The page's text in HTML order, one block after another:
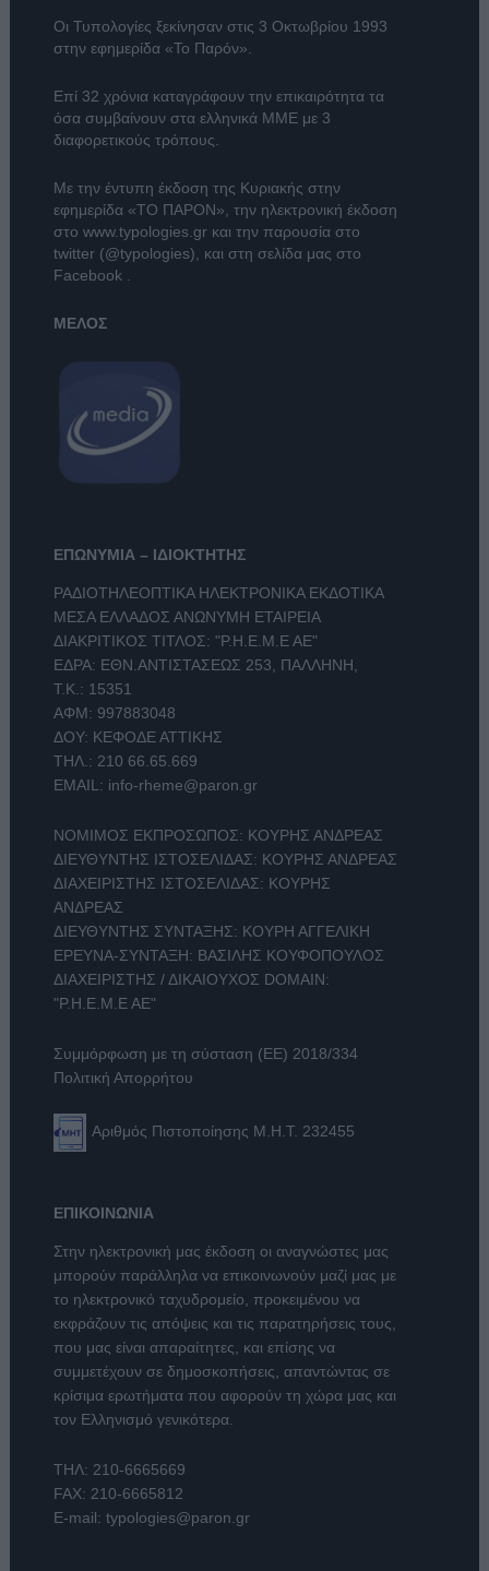
Οι Τυπολογίες ξεκίνησαν στις 3 Οκτωβρίου 1993
στην εφημερίδα «Το Παρόν».
Επί 32 χρόνια καταγράφουν την επικαιρότητα τα
όσα συμβαίνουν στα ελληνικά ΜΜΕ με 3
διαφορετικούς τρόπους.
Με την έντυπη έκδοση της Κυριακής στην
εφημερίδα «ΤΟ ΠΑΡΟΝ», την ηλεκτρονική έκδοση
στο www.typologies.grκαι την παρουσία στο
twitter (@typologies), και στη σελίδα μας στο
Facebook .
ΜΕΛΟΣ
ΕΠΩΝΥΜΙΑ – ΙΔΙΟΚΤΗΤΗΣ
ΡΑΔΙΟΤΗΛΕΟΠΤΙΚΑ ΗΛΕΚΤΡΟΝΙΚΑ ΕΚΔΟΤΙΚΑ
ΜΕΣΑ ΕΛΛΑΔΟΣ ΑΝΩΝΥΜΗ ΕΤΑΙΡΕΙΑ
ΔΙΑΚΡΙΤΙΚΟΣ ΤΙΤΛΟΣ: "Ρ.Η.Ε.Μ.Ε ΑΕ"
ΕΔΡΑ: ΕΘΝ.ΑΝΤΙΣΤΑΣΕΩΣ 253, ΠΑΛΛΗΝΗ,
Τ.Κ.: 15351
ΑΦΜ: 997883048
ΔΟΥ: ΚΕΦΟΔΕ ΑΤΤΙΚΗΣ
ΤΗΛ.: 210 66.65.669
EMAIL: info-rheme@paron.gr
ΝΟΜΙΜΟΣ ΕΚΠΡΟΣΩΠΟΣ: ΚΟΥΡΗΣ ΑΝΔΡΕΑΣ
ΔΙΕΥΘΥΝΤΗΣ ΙΣΤΟΣΕΛΙΔΑΣ: ΚΟΥΡΗΣ ΑΝΔΡΕΑΣ
ΔΙΑΧΕΙΡΙΣΤΗΣ ΙΣΤΟΣΕΛΙΔΑΣ: ΚΟΥΡΗΣ
ΑΝΔΡΕΑΣ
ΔΙΕΥΘΥΝΤΗΣ ΣΥΝΤΑΞΗΣ: ΚΟΥΡΗ ΑΓΓΕΛΙΚΗ
ΕΡΕΥΝΑ-ΣΥΝΤΑΞΗ: ΒΑΣΙΛΗΣ ΚΟΥΦΟΠΟΥΛΟΣ
ΔΙΑΧΕΙΡΙΣΤΗΣ / ΔΙΚΑΙΟΥΧΟΣ DOMAIN:
"Ρ.Η.Ε.Μ.Ε ΑΕ"
Συμμόρφωση με τη σύσταση (ΕΕ) 2018/334
Πολιτική Απορρήτου
Αριθμός Πιστοποίησης Μ.Η.Τ. 232455
ΕΠΙΚΟΙΝΩΝΙΑ
Στην ηλεκτρονική μας έκδοση οι αναγνώστες μας
μπορούν παράλληλα να επικοινωνούν μαζί μας με
το ηλεκτρονικό ταχυδρομείο, προκειμένου να
εκφράζουν τις απόψεις και τις παρατηρήσεις τους,
που μας είναι απαραίτητες, και επίσης να
συμμετέχουν σε δημοσκοπήσεις, απαντώντας σε
κρίσιμα ερωτήματα που αφορούν τη χώρα μας και
τον Ελληνισμό γενικότερα.
ΤΗΛ: 210-6665669
FAX: 210-6665812
E-mail: typologies@paron.gr